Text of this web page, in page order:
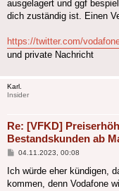
ausgelagert und ggf
dich zuständig ist. Einen
https://twitter.com/
und private Nachricht
Karl.
Insider
Re: [VFKD]
Bestandskunden ab
Beitrag
04.11.2023, 00:08
Ich würde eher kündigen,
kommen, denn Vodafone